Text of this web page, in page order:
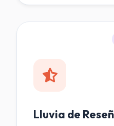
Lluvia de